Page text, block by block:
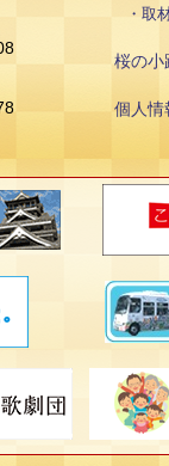
取
桜の小
個人情